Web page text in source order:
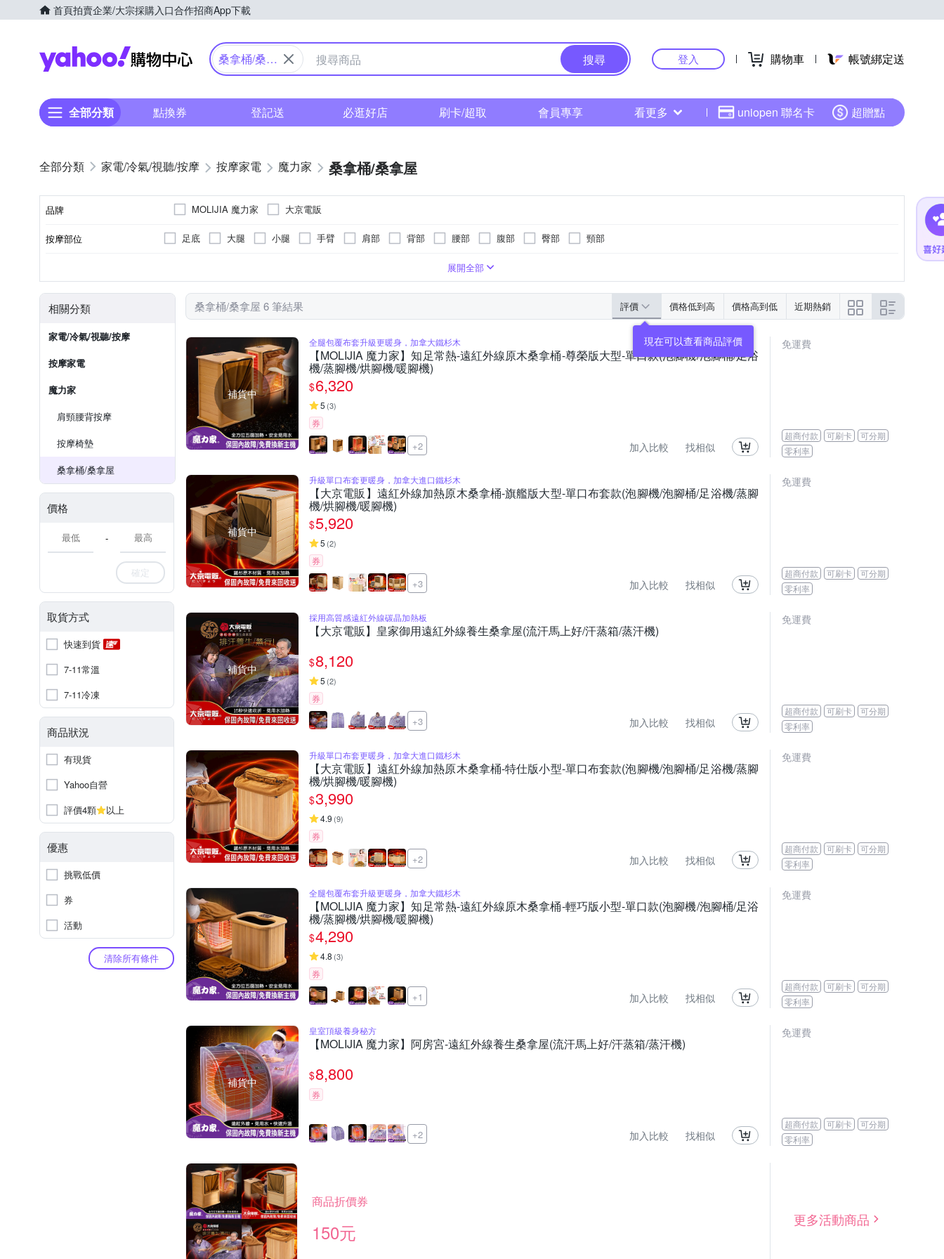
首頁拍賣企業/大宗採購入口合作招商App下載
Yahoo購物中心
桑拿桶/桑拿
搜尋 登入 購物車 帳號綁定送
全部分類 點換券 登記送 必逛好店 刷卡/超取 會員專享 看更多 uniopen 聯名卡 超贈點
家電/冷氣/視聽/按摩 按摩家電 魔力家 桑拿桶/桑拿屋
品牌 MOLIJIA 魔力家 大京電販
按摩部位 足底 大腿 小腿 手臂 肩部 背部 腰部 腹部 臀部 頸部
微電腦式控制面板
展開全部
相關分類
家電/冷氣/視聽/按摩
按摩家電
魔力家
肩頸腰背按摩
按摩椅墊
桑拿桶/桑拿屋
價格
-
確定
取貨方式
快速到貨
7-11常溫
7-11冷凍
商品狀況
有現貨
Yahoo自營
評價4顆
以上
優惠
挑戰低價
券
活動
清除所有條件
桑拿桶/桑拿屋 6 筆結果 評價 價格低到高 價格高到低 近期熱銷
現在可以查看商品評價
補貨中
全腿包覆布套升級更暖身，加拿大鐵杉木
【MOLIJIA 魔力家】知足常熱-遠紅外線原木桑拿桶-尊榮版大型-單口款(泡腳機/泡腳桶/足浴
機/蒸腳機/烘腳機/暖腳機)
$6,320
5 (3)
券
+2 加入比較 找相似
免運費
超商付款 可刷卡
可分期
零利率
補貨中
升級單口布套更暖身，加拿大進口鐵杉木
【大京電販】遠紅外線加熱原木桑拿桶-旗艦版大型-單口布套款(泡腳機/泡腳桶/足浴機/蒸腳
機/烘腳機/暖腳機)
$5,920
5 (2)
券
+3 加入比較 找相似
免運費
超商付款 可刷卡
可分期
零利率
補貨中
採用高質感遠紅外線碳晶加熱板
【大京電販】皇家御用遠紅外線養生桑拿屋(流汗馬上好/汗蒸箱/蒸汗機)
$8,120
5 (2)
券
+3 加入比較 找相似
免運費
超商付款 可刷卡
可分期
零利率
升級單口布套更暖身，加拿大進口鐵杉木
【大京電販】遠紅外線加熱原木桑拿桶-特仕版小型-單口布套款(泡腳機/泡腳桶/足浴機/蒸腳
機/烘腳機/暖腳機)
$3,990
4.9 (9)
券
+2 加入比較 找相似
免運費
超商付款 可刷卡
可分期
零利率
全腿包覆布套升級更暖身，加拿大鐵杉木
【MOLIJIA 魔力家】知足常熱-遠紅外線原木桑拿桶-輕巧版小型-單口款(泡腳機/泡腳桶/足浴
機/蒸腳機/烘腳機/暖腳機)
$4,290
4.8 (3)
券
+1 加入比較 找相似
免運費
超商付款 可刷卡
可分期
零利率
補貨中
皇室頂級養身秘方
【MOLIJIA 魔力家】阿房宮-遠紅外線養生桑拿屋(流汗馬上好/汗蒸箱/蒸汗機)
$8,800
券
+2 加入比較 找相似
免運費
超商付款 可刷卡
可分期
零利率
商品折價券
150元
更多活動商品